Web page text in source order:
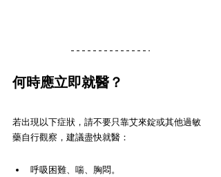
何時應立即就醫？
若出現以下症狀，請不要只靠艾來錠或其他過敏
藥自行觀察，建議盡快就醫：
呼吸困難、喘、胸悶。